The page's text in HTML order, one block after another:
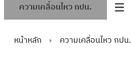
ความเคลื่อนไหว กปน.
หน้าหลัก ความเคลื่อนไหว กปน.